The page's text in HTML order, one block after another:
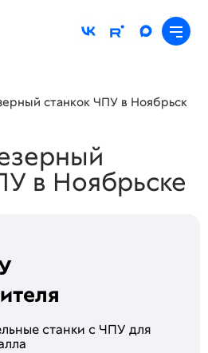
станкок ЧПУ в Ноябрьск
в Ноябрьске
стaнки c ЧПУ для